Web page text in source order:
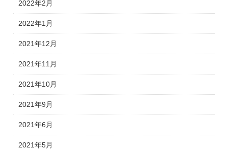
2022年2月
2022年1月
2021年12月
2021年11月
2021年10月
2021年9月
2021年6月
2021年5月